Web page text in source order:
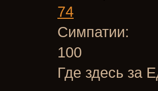
74
Симпатии:
100
Где здесь за